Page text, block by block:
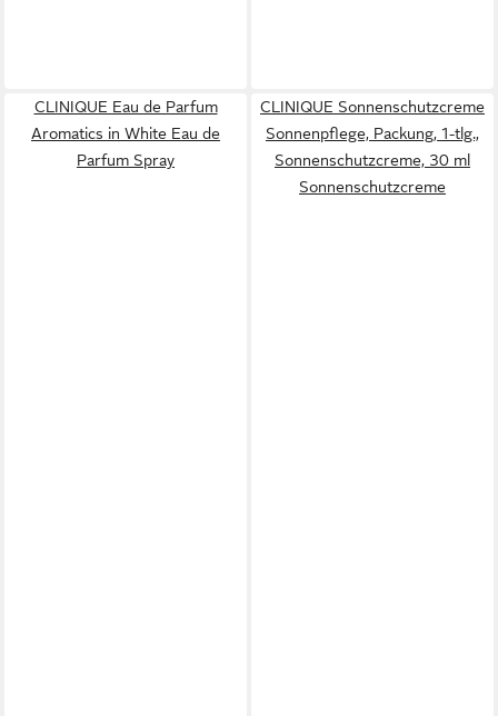
CLINIQUE Eau de Parfum
Aromatics in White Eau de
Parfum Spray
CLINIQUE Sonnenschutzcreme
Sonnenpflege, Packung, 1-tlg.,
Sonnenschutzcreme, 30 ml
Sonnenschutzcreme